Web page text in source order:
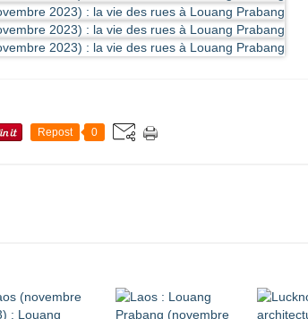
Repost 0